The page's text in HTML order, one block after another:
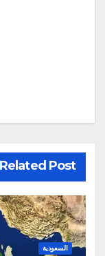
Related Post
السعودية